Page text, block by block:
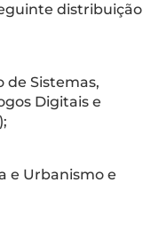
distribuição
de Sistemas,
Digitais e
e Urbanismo e